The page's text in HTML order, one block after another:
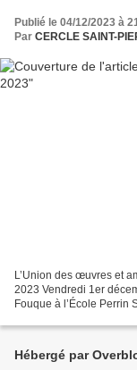
Publié le 04/12/2023 à
Par CERCLE SAINT-
L’Union des œuvres et
2023 Vendredi 1er
Fouque à l’École Perrin
Hébergé par